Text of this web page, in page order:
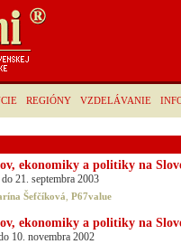
REGIÓNY VZDELÁVANIE
ekonomiky a politiky na
21. septembra 2003
Šefčíková P67value
ekonomiky a politiky na
10. novembra 2002